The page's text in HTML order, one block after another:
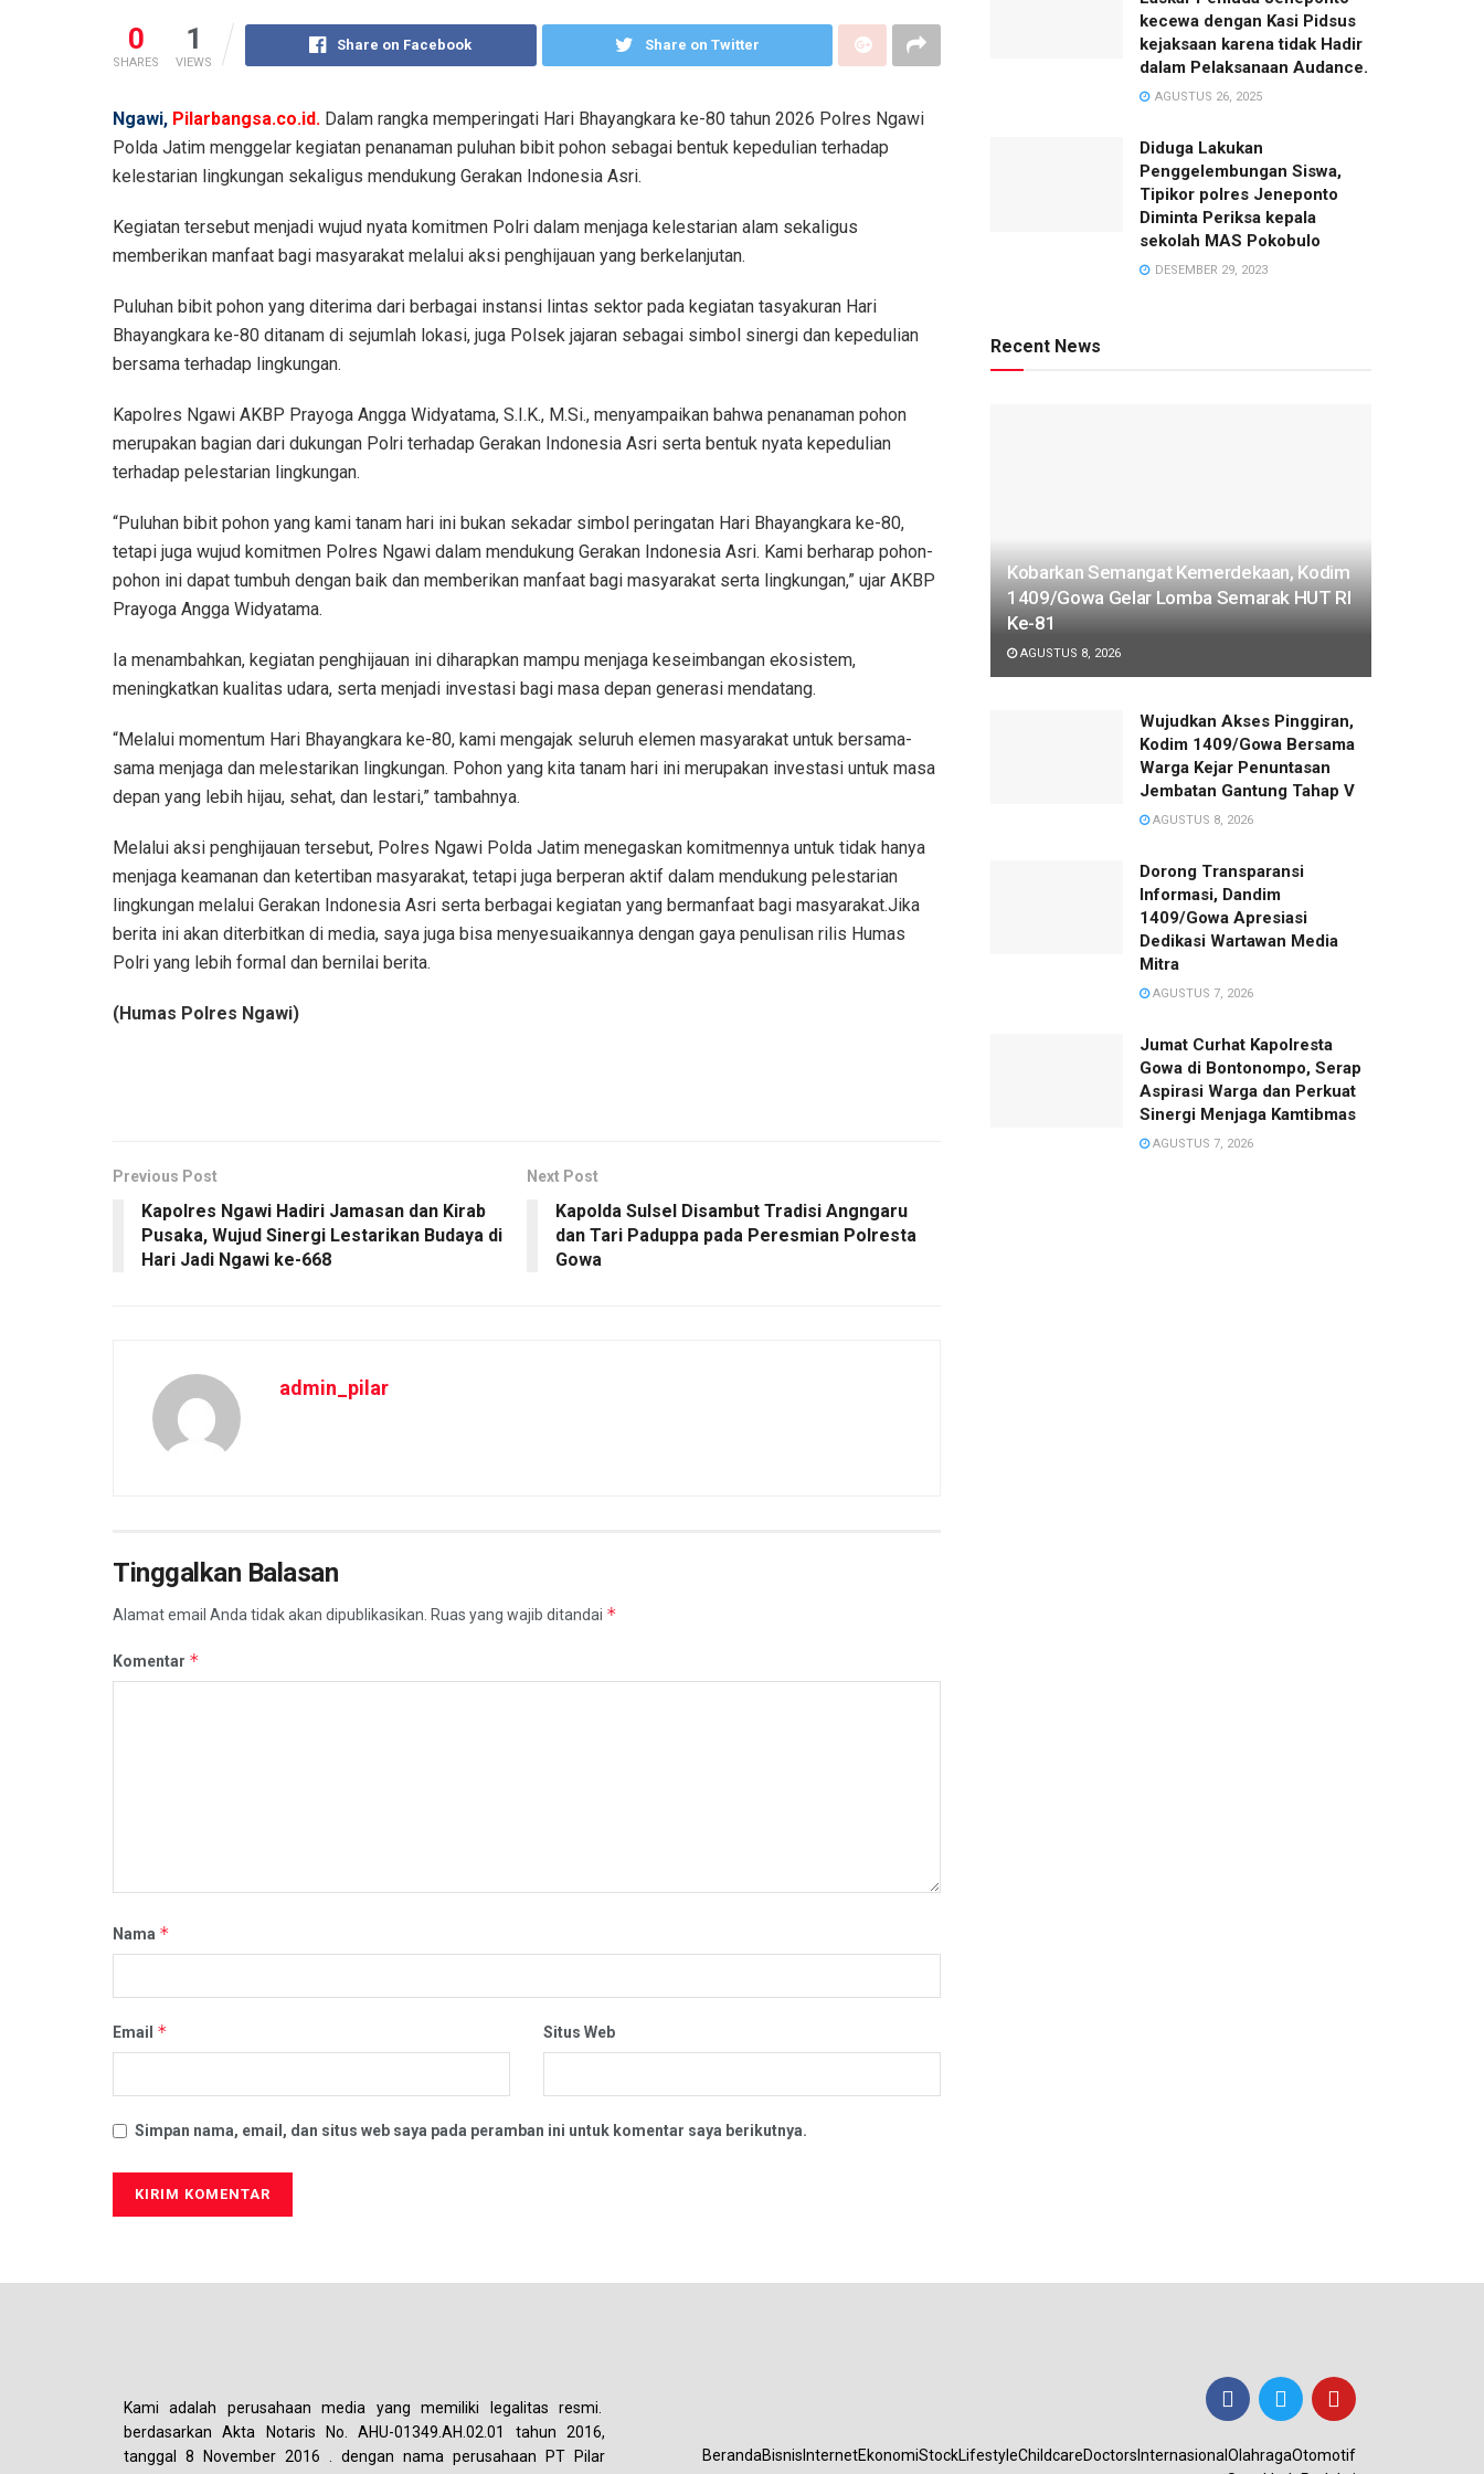
0
SHARES
1
VIEWS
Share on Facebook Share on Twitter
Ngawi, Pilarbangsa.co.id. Dalam rangka memperingati Hari Bhayangkara ke-80 tahun 2026 Polres Ngawi
Polda Jatim menggelar kegiatan penanaman puluhan bibit pohon sebagai bentuk kepedulian terhadap
kelestarian lingkungan sekaligus mendukung Gerakan Indonesia Asri.
Kegiatan tersebut menjadi wujud nyata komitmen Polri dalam menjaga kelestarian alam sekaligus
memberikan manfaat bagi masyarakat melalui aksi penghijauan yang berkelanjutan.
Puluhan bibit pohon yang diterima dari berbagai instansi lintas sektor pada kegiatan tasyakuran Hari
Bhayangkara ke-80 ditanam di sejumlah lokasi, juga Polsek jajaran sebagai simbol sinergi dan kepedulian
bersama terhadap lingkungan.
Kapolres Ngawi AKBP Prayoga Angga Widyatama, S.I.K., M.Si., menyampaikan bahwa penanaman pohon
merupakan bagian dari dukungan Polri terhadap Gerakan Indonesia Asri serta bentuk nyata kepedulian
terhadap pelestarian lingkungan.
“Puluhan bibit pohon yang kami tanam hari ini bukan sekadar simbol peringatan Hari Bhayangkara ke-80,
tetapi juga wujud komitmen Polres Ngawi dalam mendukung Gerakan Indonesia Asri. Kami berharap pohon-
pohon ini dapat tumbuh dengan baik dan memberikan manfaat bagi masyarakat serta lingkungan,” ujar AKBP
Prayoga Angga Widyatama.
Ia menambahkan, kegiatan penghijauan ini diharapkan mampu menjaga keseimbangan ekosistem,
meningkatkan kualitas udara, serta menjadi investasi bagi masa depan generasi mendatang.
“Melalui momentum Hari Bhayangkara ke-80, kami mengajak seluruh elemen masyarakat untuk bersama-
sama menjaga dan melestarikan lingkungan. Pohon yang kita tanam hari ini merupakan investasi untuk masa
depan yang lebih hijau, sehat, dan lestari,” tambahnya.
Melalui aksi penghijauan tersebut, Polres Ngawi Polda Jatim menegaskan komitmennya untuk tidak hanya
menjaga keamanan dan ketertiban masyarakat, tetapi juga berperan aktif dalam mendukung pelestarian
lingkungan melalui Gerakan Indonesia Asri serta berbagai kegiatan yang bermanfaat bagi masyarakat.Jika
berita ini akan diterbitkan di media, saya juga bisa menyesuaikannya dengan gaya penulisan rilis Humas
Polri yang lebih formal dan bernilai berita.
(Humas Polres Ngawi)
Previous Post
Kapolres Ngawi Hadiri Jamasan dan Kirab
Pusaka, Wujud Sinergi Lestarikan Budaya di
Hari Jadi Ngawi ke-668
Next Post
Kapolda Sulsel Disambut Tradisi Angngaru
dan Tari Paduppa pada Peresmian Polresta
Gowa
admin_pilar
Tinggalkan Balasan
Alamat email Anda tidak akan dipublikasikan. Ruas yang wajib ditandai *
Komentar *
Nama *
Email * Situs Web
Simpan nama, email, dan situs web saya pada peramban ini untuk komentar saya berikutnya.
kecewa dengan Kasi Pidsus
kejaksaan karena tidak Hadir
dalam Pelaksanaan Audance.
AGUSTUS 26, 2025
Diduga Lakukan
Penggelembungan Siswa,
Tipikor polres Jeneponto
Diminta Periksa kepala
sekolah MAS Pokobulo
DESEMBER 29, 2023
Recent News
Kobarkan Semangat Kemerdekaan, Kodim
1409/Gowa Gelar Lomba Semarak HUT RI
Ke-81
AGUSTUS 8, 2026
Wujudkan Akses Pinggiran,
Kodim 1409/Gowa Bersama
Warga Kejar Penuntasan
Jembatan Gantung Tahap V
AGUSTUS 8, 2026
Dorong Transparansi
Informasi, Dandim
1409/Gowa Apresiasi
Dedikasi Wartawan Media
Mitra
AGUSTUS 7, 2026
Jumat Curhat Kapolresta
Gowa di Bontonompo, Serap
Aspirasi Warga dan Perkuat
Sinergi Menjaga Kamtibmas
AGUSTUS 7, 2026
Kami adalah perusahaan media yang memiliki legalitas resmi.
berdasarkan Akta Notaris No. AHU-01349.AH.02.01 tahun 2016,
tanggal 8 November 2016 . dengan nama perusahaan PT Pilar
BerandaBisnis InternetEkonomiStockLifestyleChildcareDoctors InternasionalOlahragaOtomotif